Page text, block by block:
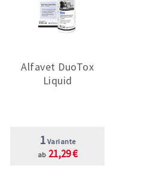
Alfavet DuoTox
Liquid
1 Variante
ab 21,29 €